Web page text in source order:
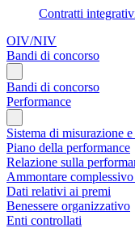
Contratti
OIV/NIV
Bandi di concorso
Bandi di concorso
Performance
Sistema di misurazione
Piano della performance
Relazione sulla
Ammontare
Dati relativi ai premi
Benessere organizzativo
Enti controllati